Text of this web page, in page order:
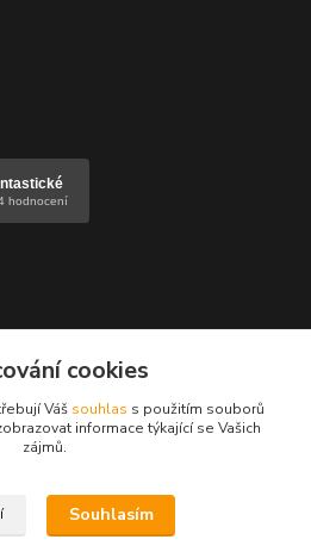
cookies
Váš souhlas s použitím souborů
informace týkající se Vašich
zájmů.
Souhlasím